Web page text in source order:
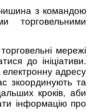
з командою
торговельними
мережі
до ініціативи.
адресу
зкоординують та
кроків, аби
інформацію про